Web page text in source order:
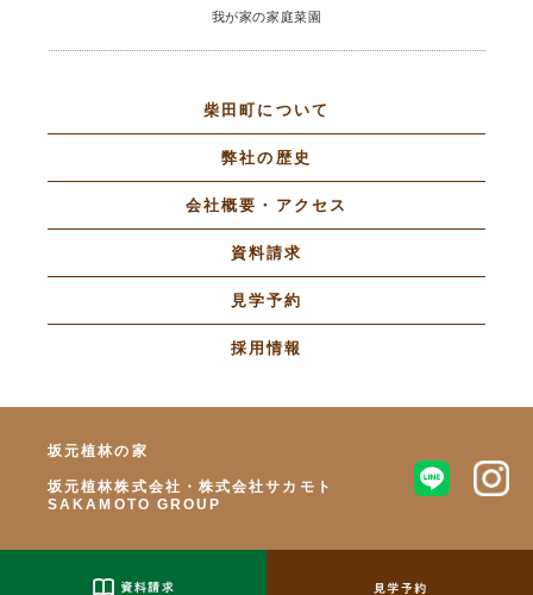
我が家の家庭菜園
柴田町について
弊社の歴史
会社概要・アクセス
資料請求
見学予約
採用情報
坂元植林の家
坂元植林株式会社・株式会社サカモト
SAKAMOTO GROUP